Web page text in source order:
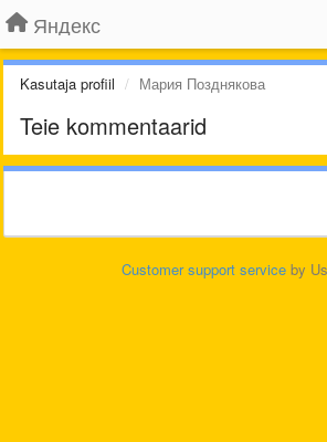
Яндекс
Kasutaja profiil Мария Позднякова
Teie kommentaarid
Customer support service by